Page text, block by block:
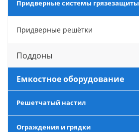
Придверные системы грязезащиты
Придверные решётки
Поддоны
Емкостное оборудование
Решетчатый настил
Ограждения и грядки